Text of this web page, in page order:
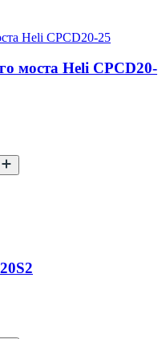
моста Heli CPCD20-